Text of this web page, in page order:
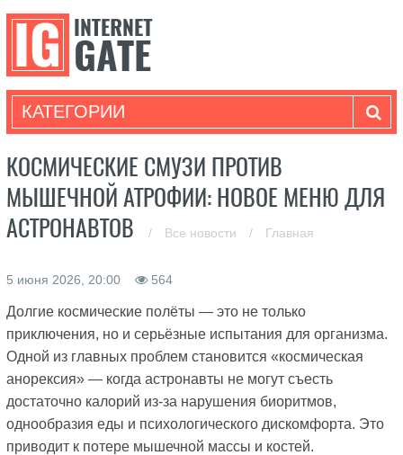
КАТЕГОРИИ
КОСМИЧЕСКИЕ СМУЗИ ПРОТИВ
МЫШЕЧНОЙ АТРОФИИ: НОВОЕ МЕНЮ ДЛЯ
АСТРОНАВТОВ
/ Все новости / Главная
5 июня 2026, 20:00 564
Долгие космические полёты — это не только
приключения, но и серьёзные испытания для организма.
Одной из главных проблем становится «космическая
анорексия» — когда астронавты не могут съесть
достаточно калорий из-за нарушения биоритмов,
однообразия еды и психологического дискомфорта. Это
приводит к потере мышечной массы и костей.